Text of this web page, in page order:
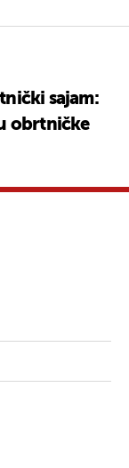
sajam:
obrtničke